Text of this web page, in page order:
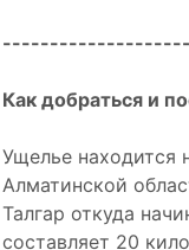
Как добраться и
Ущелье находится
Алматинской
Талгар откуда
составляет 20